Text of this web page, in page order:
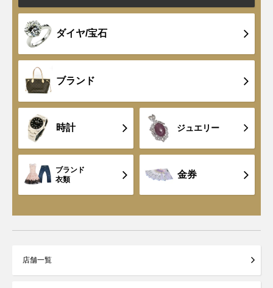
ダイヤ/宝石
ブランド
時計 ジュエリー
ブランド
衣類
金券
店舗一覧